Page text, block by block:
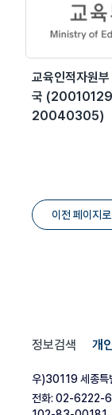
교육인적자원
국
20040305)
이전 페이지로
정보검색 개
우)30119 세종특
전화: 02-6222-